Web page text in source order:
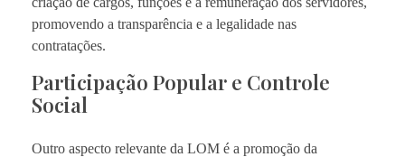
promovendo a transparência e a legalidade nas
contratações.
Participação Popular e Controle
Social
Outro aspecto relevante da LOM é a promoção da